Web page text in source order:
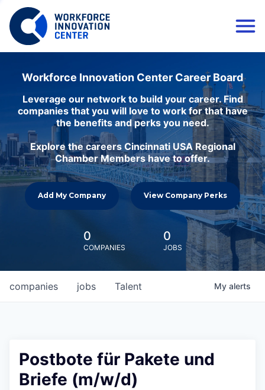
Workforce Innovation Center Career Board
Leverage our network to build your career. Find
companies that you will love to work for that have
the benefits and perks you need.
Explore the careers Cincinnati USA Regional
Chamber Members have to offer.
Add My Company View Company Perks
0
COMPANIES
0
JOBS
jobs
companies Talent My alerts
Postbote für Pakete und
Briefe (m/w/d)